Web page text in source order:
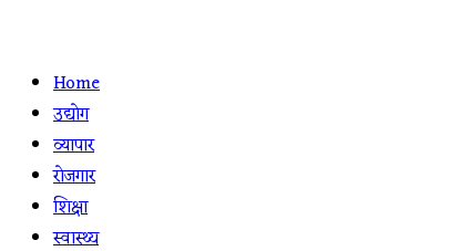
Home
उद्योग
व्यापार
रोजगार
शिक्षा
स्वास्थ्य